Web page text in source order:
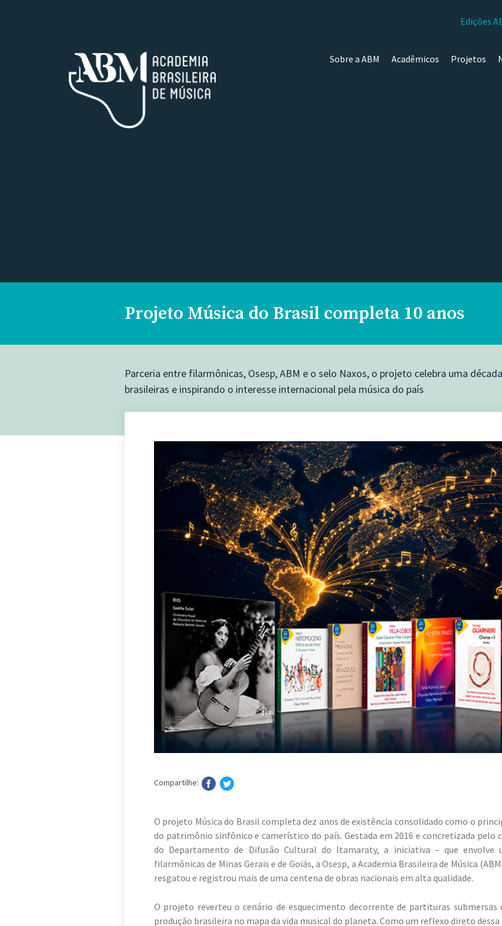
Edições
Sobre a ABM Acadêmicos Projetos
Projeto Música do Brasil completa 10 anos
Parceria entre filarmônicas, Osesp, ABM e o selo Naxos, o projeto celebra uma
brasileiras e inspirando o interesse internacional pela música do país
Compartilhe:
O projeto Música do Brasil completa dez anos de existência consolidado como o
do patrimônio sinfônico e camerístico do país. Gestada em 2016 e concretizada pelo
do Departamento de Difusão Cultural do Itamaraty, a iniciativa – que envolve
filarmônicas de Minas Gerais e de Goiás, a Osesp, a Academia Brasileira de Música
resgatou e registrou mais de uma centena de obras nacionais em alta qualidade.
O projeto reverteu o cenário de esquecimento decorrente de partituras submersas
produção brasileira no mapa da vida musical do planeta. Como um reflexo direto